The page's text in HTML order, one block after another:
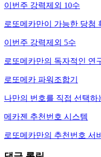
이번주 강력제외 10수
로또메카만이 가능한 당첨
이번주 강력제외 5수
로또메카만의 독자적인 연
로또메카 파워조합기
나만의 번호를 직접 선택하
메카젠 추천번호 시스템
로또메카만의 추천번호 서